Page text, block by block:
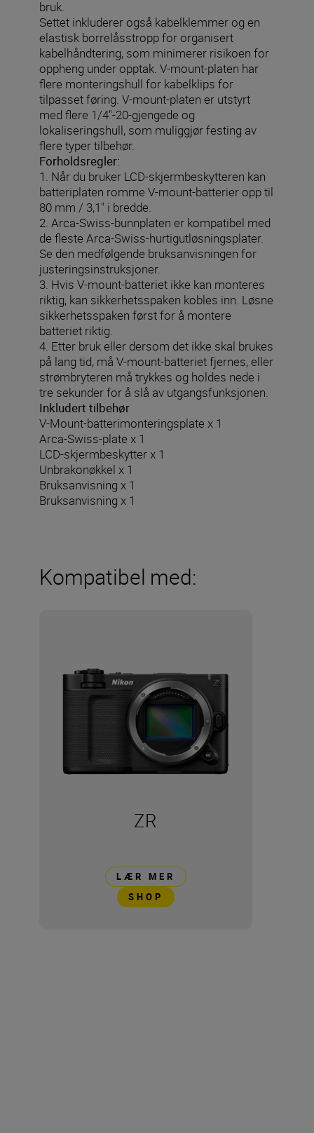
bruk.
Settet inkluderer også kabelklemmer og en
elastisk borrelåsstropp for organisert
kabelhåndtering, som minimerer risikoen for
oppheng under opptak. V-mount-platen har
flere monteringshull for kabelklips for
tilpasset føring. V-mount-platen er utstyrt
med flere 1/4"-20-gjengede og
lokaliseringshull, som muliggjør festing av
flere typer tilbehør.
Forholdsregler:
1. Når du bruker LCD-skjermbeskytteren kan
batteriplaten romme V-mount-batterier opp til
80 mm / 3,1″ i bredde.
2. Arca-Swiss-bunnplaten er kompatibel med
de fleste Arca-Swiss-hurtigutløsningsplater.
Se den medfølgende bruksanvisningen for
justeringsinstruksjoner.
3. Hvis V-mount-batteriet ikke kan monteres
riktig, kan sikkerhetsspaken kobles inn. Løsne
sikkerhetsspaken først for å montere
batteriet riktig.
4. Etter bruk eller dersom det ikke skal brukes
på lang tid, må V-mount-batteriet fjernes, eller
strømbryteren må trykkes og holdes nede i
tre sekunder for å slå av utgangsfunksjonen.
Inkludert tilbehør
V-Mount-batterimonteringsplate x 1
Arca-Swiss-plate x 1
LCD-skjermbeskytter x 1
Unbrakonøkkel x 1
Bruksanvisning x 1
Bruksanvisning x 1
Kompatibel med:
ZR
LÆR MER
SHOP